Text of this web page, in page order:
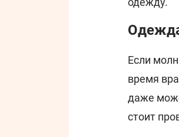
Если
время
даже
стоит